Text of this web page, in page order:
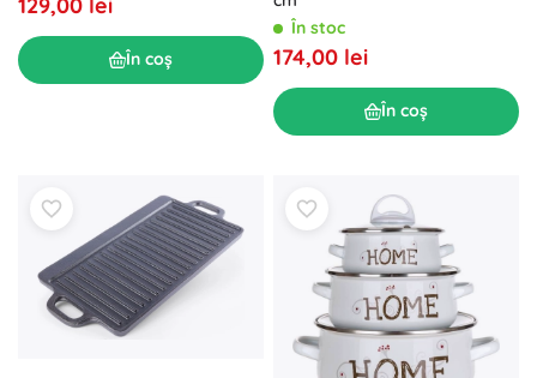
În coș
În stoc
174,00 lei
În coș